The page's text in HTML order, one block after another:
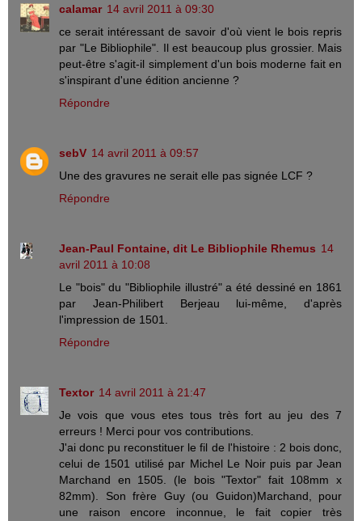
calamar 14 avril 2011 à 09:30
ce serait intéressant de savoir d'où vient le bois repris
par "Le Bibliophile". Il est beaucoup plus grossier. Mais
peut-être s'agit-il simplement d'un bois moderne fait en
s'inspirant d'une édition ancienne ?
Répondre
sebV 14 avril 2011 à 09:57
Une des gravures ne serait elle pas signée LCF ?
Répondre
Jean-Paul Fontaine, dit Le Bibliophile Rhemus 14
avril 2011 à 10:08
Le "bois" du "Bibliophile illustré" a été dessiné en 1861
par Jean-Philibert Berjeau lui-même, d'après
l'impression de 1501.
Répondre
Textor 14 avril 2011 à 21:47
Je vois que vous etes tous très fort au jeu des 7
erreurs ! Merci pour vos contributions.
J'ai donc pu reconstituer le fil de l'histoire : 2 bois donc,
celui de 1501 utilisé par Michel Le Noir puis par Jean
Marchand en 1505. (le bois "Textor" fait 108mm x
82mm). Son frère Guy (ou Guidon)Marchand, pour
une raison encore inconnue, le fait copier très